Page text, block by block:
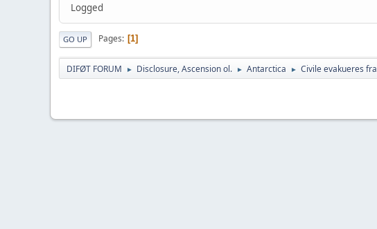
Logged
GO UP Pages 1
DIFØT FORUM ► Disclosure, Ascension ol. ► Antarctica ► Civile evakueres